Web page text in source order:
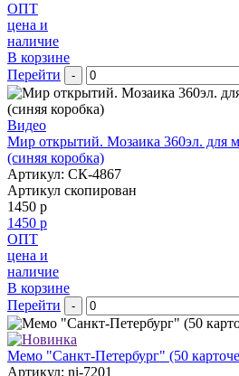
ОПТ
цена и
наличие
В корзине
Перейти
-
Видео
Мир открытий. Мозаика 360эл. для
(синяя коробка)
Артикул: СК-4867
Артикул скопирован
1450 р
1450 р
ОПТ
цена и
наличие
В корзине
Перейти
-
Мемо "Санкт-Петербург" (50
Артикул: ni-7201